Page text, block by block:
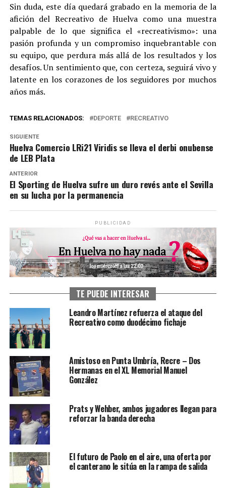
Sin duda, este día quedará grabado en la memoria de la
afición del Recreativo de Huelva como una muestra
palpable de lo que significa el «recreativismo»: una
pasión profunda y un compromiso inquebrantable con
su equipo, que perdura más allá de los resultados y los
desafíos. Un sentimiento que, con certeza, seguirá vivo y
latente en los corazones de los seguidores por muchos
años más.
TEMAS RELACIONADOS: DEPORTE RECREATIVO
SIGUIENTE
Huelva Comercio LRi21 Viridis se lleva el derbi onubense
de LEB Plata
ANTERIOR
El Sporting de Huelva sufre un duro revés ante el Sevilla
en su lucha por la permanencia
PUBLICIDAD
TE PUEDE INTERESAR
Leandro Martínez refuerza el ataque del
Recreativo como duodécimo fichaje
Amistoso en Punta Umbría, Recre – Dos
Hermanas en el XL Memorial Manuel
González
Prats y Wehber, ambos jugadores llegan para
reforzar la banda derecha
El futuro de Paolo en el aire, una oferta por
el canterano le sitúa en la rampa de salida